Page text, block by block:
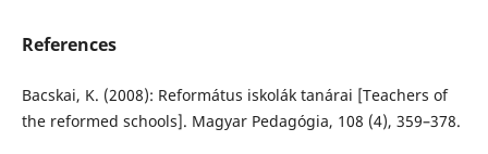
References
Bacskai, K. (2008): Református iskolák tanárai [Teachers of
the reformed schools]. Magyar Pedagógia, 108 (4), 359–378.